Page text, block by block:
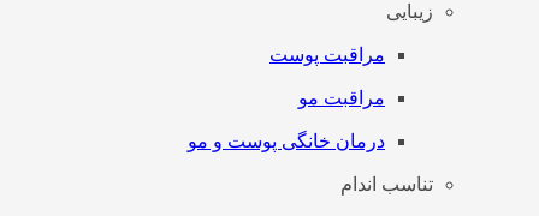
زیبایی
مراقبت پوست
مراقبت مو
درمان خانگی پوست و مو
تناسب اندام